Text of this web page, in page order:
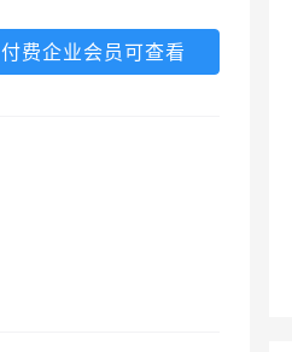
付费企业会员可查看